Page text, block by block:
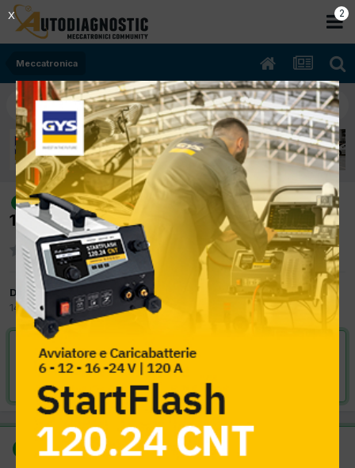
Meccatronica
risolto
[lancia delta 01/2011 1600cc
198a2000 88Kw Diesel] P0719
Da ALEX74
14 Ottobre 2017 in Meccatronica
VAI ALLA SOLUZIONE
Risolta da ALEX74, 14 Ottobre 2017
SOLUZIONE
2
X